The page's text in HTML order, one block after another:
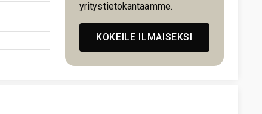
yritystietokantaamme.
KOKEILE ILMAISEKSI